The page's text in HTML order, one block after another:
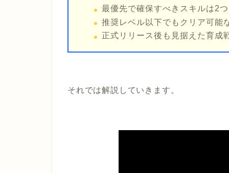
最優先で確保すべきスキルは2
推奨レベル以下でもクリア可能
正式リリース後も見据えた育成
それでは解説していきます。